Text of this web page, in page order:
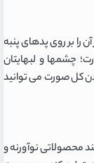
را بر روی پدهای پنبه
چشمها و لبهایتان
کل صورت می توانید
محصولاتی نوآورنه و